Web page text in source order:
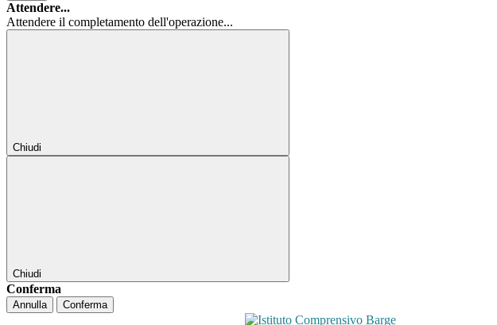
Attendere...
Attendere il completamento dell'operazione...
Chiudi
Chiudi
Conferma
Annulla Conferma